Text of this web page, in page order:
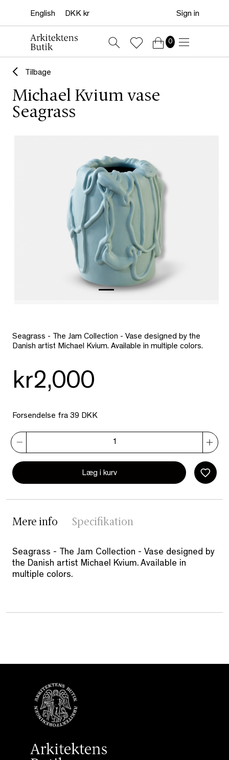
Sign in
0
Tilbage
Michael Kvium vase
Seagrass
Seagrass - The Jam Collection - Vase designed by the
Danish artist Michael Kvium. Available in multiple colors.
kr2,000
Forsendelse fra 39 DKK
Læg i kurv
Mere info Specifikation
Seagrass - The Jam Collection - Vase designed by
the Danish artist Michael Kvium. Available in
multiple colors.